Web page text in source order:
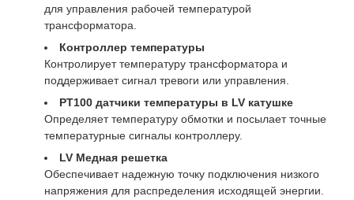
для управления рабочей температурой
трансформатора.
Контроллер температуры
Контролирует температуру трансформатора и
поддерживает сигнал тревоги или управления.
PT100 датчики температуры в LV катушке
Определяет температуру обмотки и посылает точные
температурные сигналы контроллеру.
LV Медная решетка
Обеспечивает надежную точку подключения низкого
напряжения для распределения исходящей энергии.